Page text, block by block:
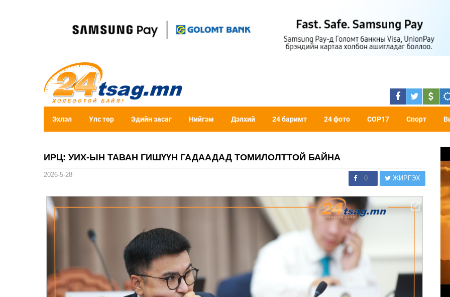
Эхлэл Улс төр Эдийн засаг Нийгэм Дэлхий 24 баримт 24 фото COP17 Спорт
ИРЦ: УИХ-ЫН ТАВАН ГИШҮҮН ГАДААДАД ТОМИЛОЛТТОЙ БАЙНА
2026-5-28 0 ЖИРГЭХ